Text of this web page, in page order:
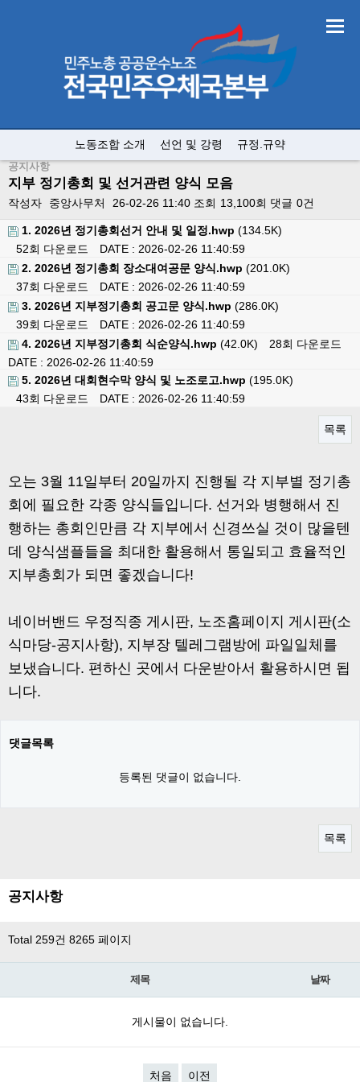
노동조합 소개 선언 및 강령 규정.규약
공지사항
지부 정기총회 및 선거관련 양식 모음
작성자 중앙사무처 26-02-26 11:40 조회 13,100회 댓글 0건
1. 2026년 정기총회선거 안내 및 일정.hwp (134.5K)
52회 다운로드
DATE : 2026-02-26 11:40:59
2. 2026년 정기총회 장소대여공문 양식.hwp (201.0K)
37회 다운로드
DATE : 2026-02-26 11:40:59
3. 2026년 지부정기총회 공고문 양식.hwp (286.0K)
39회 다운로드
DATE : 2026-02-26 11:40:59
4. 2026년 지부정기총회 식순양식.hwp (42.0K)
28회 다운로드
DATE : 2026-02-26 11:40:59
5. 2026년 대회현수막 양식 및 노조로고.hwp (195.0K)
43회 다운로드
DATE : 2026-02-26 11:40:59
목록
오는 3월 11일부터 20일까지 진행될 각 지부별 정기총
회에 필요한 각종 양식들입니다. 선거와 병행해서 진
행하는 총회인만큼 각 지부에서 신경쓰실 것이 많을텐
데 양식샘플들을 최대한 활용해서 통일되고 효율적인
지부총회가 되면 좋겠습니다!
네이버밴드 우정직종 게시판, 노조홈페이지 게시판(소
식마당-공지사항), 지부장 텔레그램방에 파일일체를
보냈습니다. 편하신 곳에서 다운받아서 활용하시면 됩
니다.
댓글목록
등록된 댓글이 없습니다.
목록
공지사항
Total 259건 8265 페이지
제목 날짜
게시물이 없습니다.
처음 이전